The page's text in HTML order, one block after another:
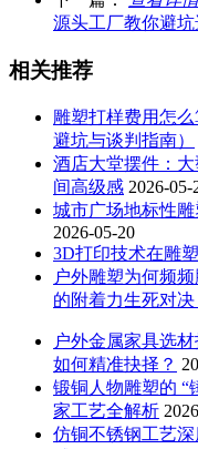
源头工厂教你避
相关推荐
雕塑打样费用怎
避坑与谈判指南）
酒店大堂摆件：
间高级感 2026-05-
城市广场地标性
2026-05-20
3D打印技术在雕
户外雕塑为何频
的附着力生死对决
户外金属家具选
如何精准抉择？
锻铜人物雕塑的 “
家工艺全解析
仿铜不锈钢工艺